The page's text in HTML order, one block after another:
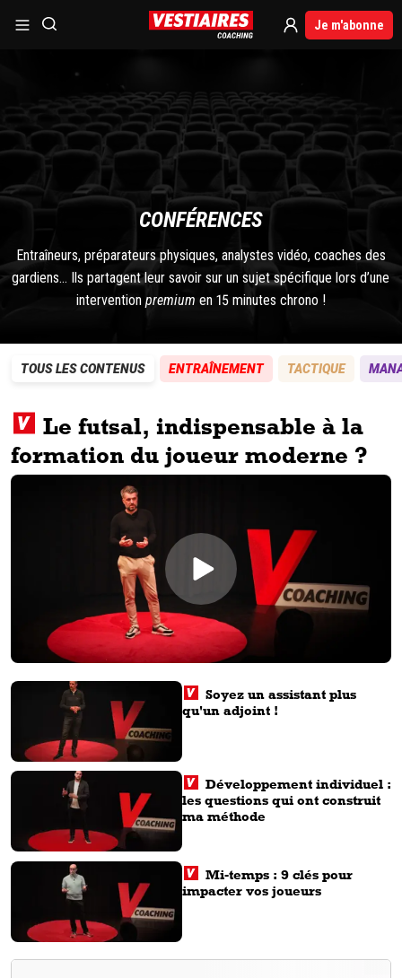
Je m'abonne
CONFÉRENCES
Entraîneurs, préparateurs physiques, analystes vidéo, coaches des
gardiens... Ils partagent leur savoir sur un sujet spécifique lors d’une
intervention premium en 15 minutes chrono !
TOUS LES CONTENUS ENTRAÎNEMENT TACTIQUE
Le futsal, indispensable à la
formation du joueur moderne ?
Soyez un assistant plus
qu'un adjoint !
Développement individuel :
les questions qui ont construit
ma méthode
Mi-temps : 9 clés pour
impacter vos joueurs